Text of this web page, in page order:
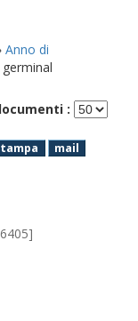
Anno di
:
mail